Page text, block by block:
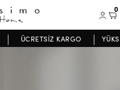
0
ÜCRETSİZ KARGO